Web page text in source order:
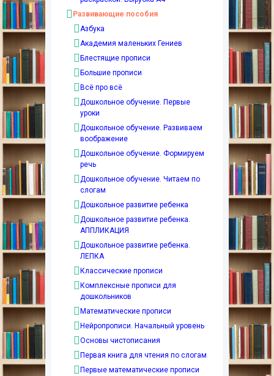
Развивающие пособия
Азбука
Академия маленьких Гениев
Блестящие прописи
Большие прописи
Всё про всё
Дошкольное обучение. Первые
уроки
Дошкольное обучение. Развиваем
воображение
Дошкольное обучение. Формируем
речь
Дошкольное обучение. Читаем по
слогам
Дошкольное развитие ребенка
Дошкольное развитие ребенка.
АППЛИКАЦИЯ
Дошкольное развитие ребенка.
ЛЕПКА
Классические прописи
Комплексные прописи для
дошкольников
Математические прописи
Нейропрописи. Начальный уровень
Основы чистописания
Первая книга для чтения по слогам
Первые математические прописи